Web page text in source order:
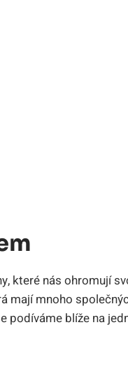
které nás ohromují
mají mnoho
podíváme blíže na